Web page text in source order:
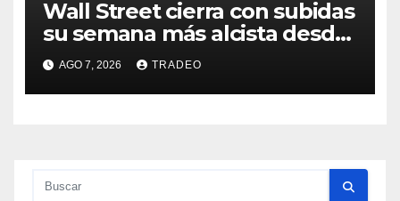
Wall Street cierra con subidas
su semana más alcista desde
abril
AGO 7, 2026 TRADEO